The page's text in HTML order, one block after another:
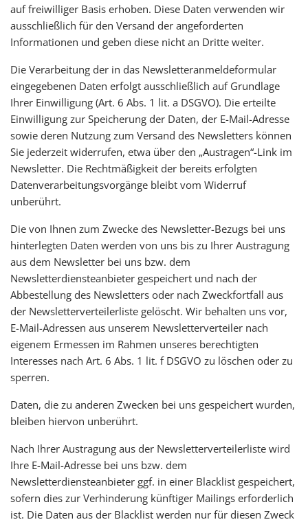
auf freiwilliger Basis erhoben. Diese Daten verwenden wir
ausschließlich für den Versand der angeforderten
Informationen und geben diese nicht an Dritte weiter.
Die Verarbeitung der in das Newsletteranmeldeformular
eingegebenen Daten erfolgt ausschließlich auf Grundlage
Ihrer Einwilligung (Art. 6 Abs. 1 lit. a DSGVO). Die erteilte
Einwilligung zur Speicherung der Daten, der E-Mail-Adresse
sowie deren Nutzung zum Versand des Newsletters können
Sie jederzeit widerrufen, etwa über den „Austragen“-Link im
Newsletter. Die Rechtmäßigkeit der bereits erfolgten
Datenverarbeitungsvorgänge bleibt vom Widerruf
unberührt.
Die von Ihnen zum Zwecke des Newsletter-Bezugs bei uns
hinterlegten Daten werden von uns bis zu Ihrer Austragung
aus dem Newsletter bei uns bzw. dem
Newsletterdiensteanbieter gespeichert und nach der
Abbestellung des Newsletters oder nach Zweckfortfall aus
der Newsletterverteilerliste gelöscht. Wir behalten uns vor,
E-Mail-Adressen aus unserem Newsletterverteiler nach
eigenem Ermessen im Rahmen unseres berechtigten
Interesses nach Art. 6 Abs. 1 lit. f DSGVO zu löschen oder zu
sperren.
Daten, die zu anderen Zwecken bei uns gespeichert wurden,
bleiben hiervon unberührt.
Nach Ihrer Austragung aus der Newsletterverteilerliste wird
Ihre E-Mail-Adresse bei uns bzw. dem
Newsletterdiensteanbieter ggf. in einer Blacklist gespeichert,
sofern dies zur Verhinderung künftiger Mailings erforderlich
ist. Die Daten aus der Blacklist werden nur für diesen Zweck